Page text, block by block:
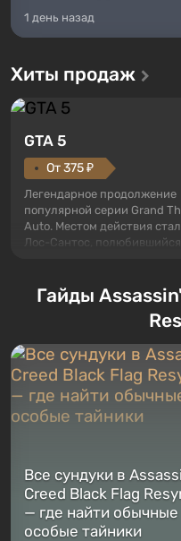
1 день назад
Хиты продаж
GTA 5
От 375 ₽
Легендарное продолжение
популярной серии Grand
Auto. Местом действия
Лос-Сантос,
сразу трех персонажей:
Тревора и Франклина,
Жанр и...
Гайды
Все сундуки в
Creed Black Flag
— где найти обычные
особые тайники